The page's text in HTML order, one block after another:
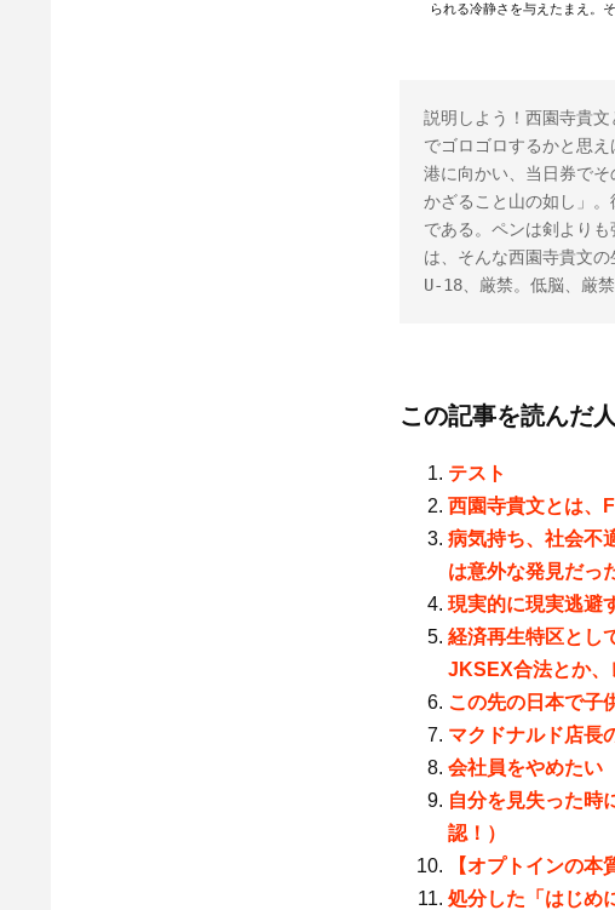
られる冷静さを与えたまえ。
説明しよう！西園寺貴
でゴロゴロするかと思
港に向かい、当日券で
かざること山の如し」
である。ペンは剣よりも
は、そんな西園寺貴文
U-18、厳禁。低脳、厳禁
この記事を読んだ
テスト
西園寺貴文とは、
病気持ち、社会不
は意外な発見だっ
現実的に現実逃避
経済再生特区とし
JKSEX合法とか、
この先の日本で子
マクドナルド店長
会社員をやめたい
自分を見失った時
認！）
【オプトインの本
処分した「はじめ